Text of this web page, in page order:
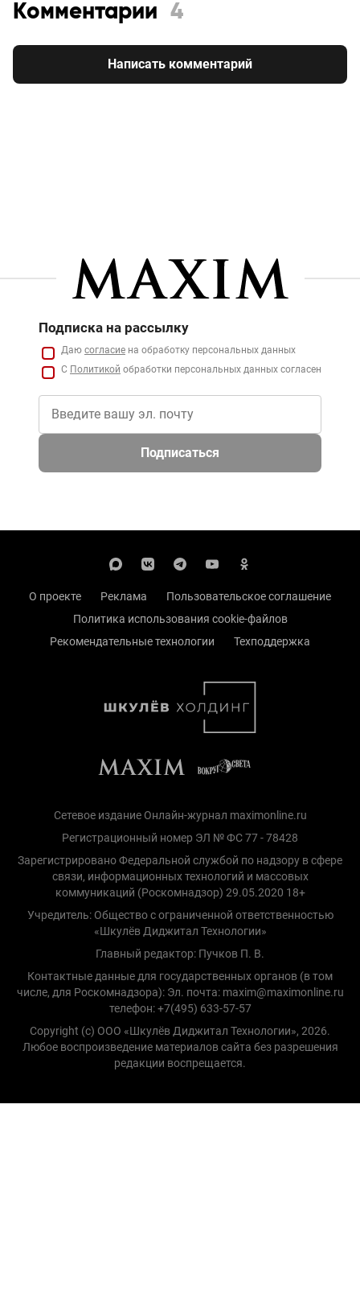
Комментарии 4
Написать комментарий
Подписка на рассылку
Даю согласие на обработку персональных данных
С Политикой обработки персональных данных согласен
Подписаться
О проекте Реклама
Пользовательское соглашение
Политика использования cookie-файлов
Рекомендательные технологии
Техподдержка
Сетевое издание Онлайн-журнал maximonline.ru
Регистрационный номер ЭЛ № ФС 77 - 78428
Зарегистрировано Федеральной службой по надзору в сфере
связи, информационных технологий и массовых
коммуникаций (Роскомнадзор) 29.05.2020 18+
Учредитель: Общество с ограниченной ответственностью
«Шкулёв Диджитал Технологии»
Главный редактор: Пучков П. В.
Контактные данные для государственных органов (в том
числе, для Роскомнадзора): Эл. почта: maxim@maximonline.ru
телефон: +7(495) 633-57-57
Copyright (с) ООО «Шкулёв Диджитал Технологии», 2026.
Любое воспроизведение материалов сайта без разрешения
редакции воспрещается.